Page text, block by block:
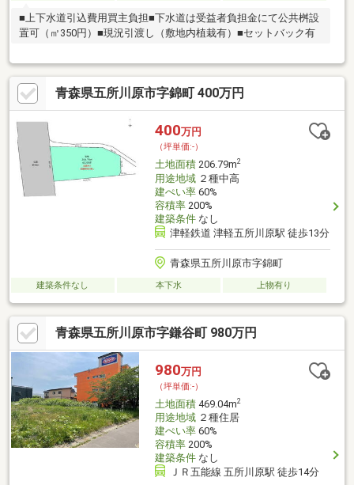
■上下水道引込費用買主負担■下水道は受益者負担金にて公共桝設
置可（㎡350円）■現況引渡し（敷地内植栽有）■セットバック有
青森県五所川原市字錦町 400万円
400万円
（坪単価:-）
土地面積206.79m2
用途地域２種中高
建ぺい率60%
容積率200%
建築条件なし
津軽鉄道 津軽五所川原駅 徒歩13分
青森県五所川原市字錦町
建築条件なし 本下水 上物有り
青森県五所川原市字鎌谷町 980万円
980万円
（坪単価:-）
土地面積469.04m2
用途地域２種住居
建ぺい率60%
容積率200%
建築条件なし
ＪＲ五能線 五所川原駅 徒歩14分